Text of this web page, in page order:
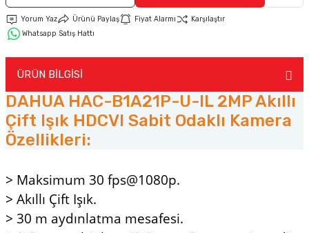
Yorum Yaz Ürünü Paylaş Fiyat Alarmı
Karşılaştır
Whatsapp Satış Hattı
ÜRÜN BİLGİSİ
DAHUA HAC-B1A21P-U-IL 2MP Akıllı
Çift Işık HDCVI Sabit Odaklı Kamera
Özellikleri:
> Maksimum 30 fps@1080p.
> Akıllı Çift Işık.
> 30 m aydınlatma mesafesi.